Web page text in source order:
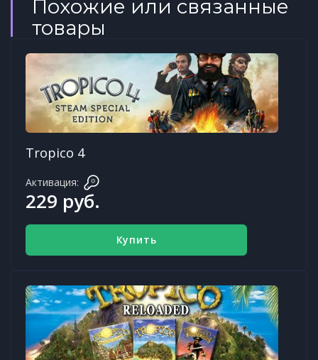
Похожие или связанные
товары
Tropico 4
Активация:
229 руб.
Купить